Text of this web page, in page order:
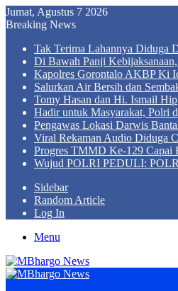
Jumat, Agustus 7 2026
Breaking News
Tak Terima Lahannya Diduga
Di Bawah Panji
Kapolres Gorontalo AKBP Ki
Salurkan Air Bersih dan
Tomy Hasan dan Hi. Ismail
Hadir untuk Masyarakat, Polri
Pengawas Lokasi Darwis
Viral Rekaman Audio Diduga
Progres TMMD Ke-129 Capai
Wujud POLRI PEDULI:
Sidebar
Random Article
Log In
Menu